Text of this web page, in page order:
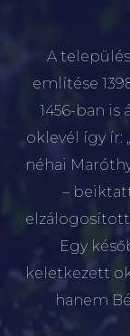
A
említése
1456-ban is
oklevél így ír:
néhai
–
elzálogosított
Egy
keletkezett
hanem